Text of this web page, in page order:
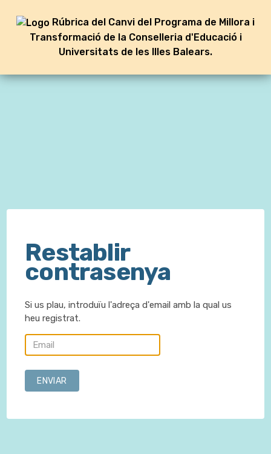
Rúbrica del Canvi del Programa de Millora i
Transformació de la Conselleria d'Educació i
Universitats de les Illes Balears.
Restablir
contrasenya
Si us plau, introduïu l'adreça d'email amb la qual us
heu registrat.
ENVIAR